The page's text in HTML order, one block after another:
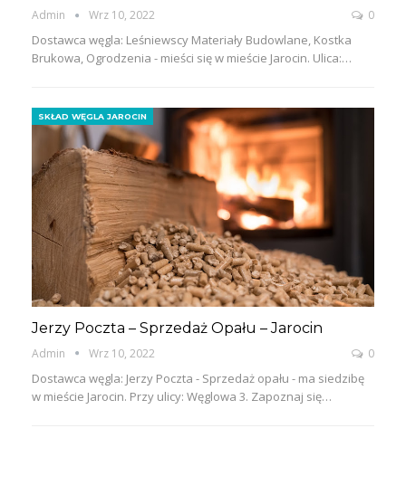
Admin Wrz 10, 2022 0
Dostawca węgla: Leśniewscy Materiały Budowlane, Kostka
Brukowa, Ogrodzenia - mieści się w mieście Jarocin. Ulica:…
SKŁAD WĘGLA JAROCIN
Jerzy Poczta – Sprzedaż Opału – Jarocin
Admin Wrz 10, 2022 0
Dostawca węgla: Jerzy Poczta - Sprzedaż opału - ma siedzibę
w mieście Jarocin. Przy ulicy: Węglowa 3. Zapoznaj się…